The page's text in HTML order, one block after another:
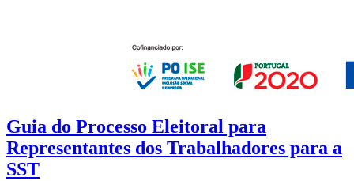
Guia do Processo Eleitoral para
Representantes dos Trabalhadores para a
SST